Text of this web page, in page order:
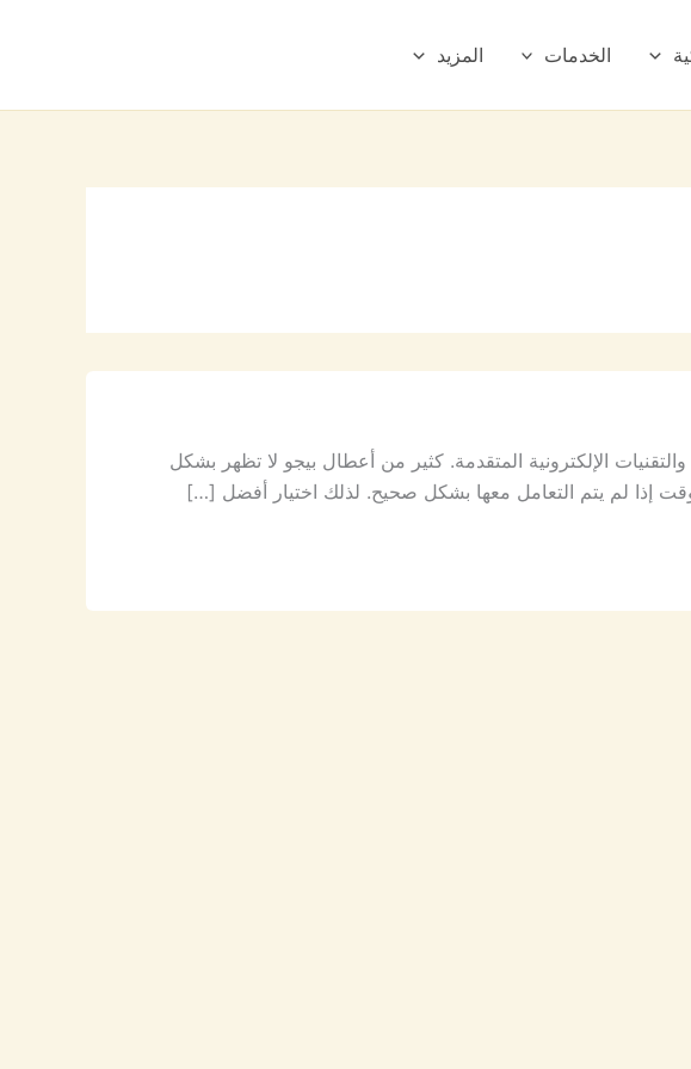
الخدمات المزيد
الإلكترونية المتقدمة. كثير من أعطال بيجو لا تظهر بشكل
إذا لم يتم التعامل معها بشكل صحيح. لذلك اختيار أفضل […]